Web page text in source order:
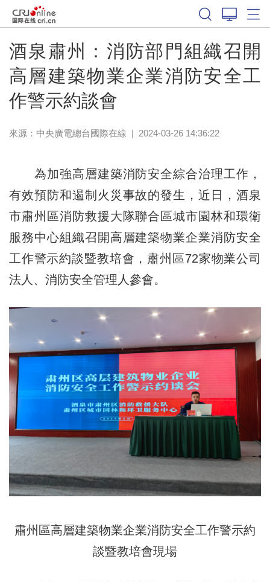
酒泉肅州：消防部門組織召開
高層建築物業企業消防安全工
作警示約談會
來源：中央廣電總台國際在線 | 2024-03-26 14:36:22
為加強高層建築消防安全綜合治理工作，
有效預防和遏制火災事故的發生，近日，酒泉
市肅州區消防救援大隊聯合區城市園林和環衛
服務中心組織召開高層建築物業企業消防安全
工作警示約談暨教培會，肅州區72家物業公司
法人、消防安全管理人參會。
肅州區高層建築物業企業消防安全工作警示約
談暨教培會現場